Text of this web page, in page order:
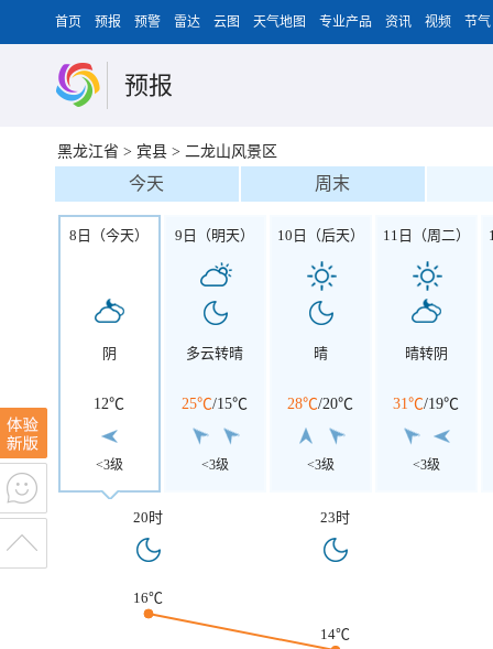
首页 预报 预警 雷达 云图 天气地图 专业产品 资讯 视频 节气
预报
黑龙江省 > 宾县 > 二龙山风景区
今天 周末
8日（今天）
阴
12℃
<3级
9日（明天）
多云转晴
25℃/15℃
<3级
10日（后天）
晴
28℃/20℃
<3级
11日（周二）
晴转阴
31℃/19℃
<3级
20时 23时
16℃
14℃